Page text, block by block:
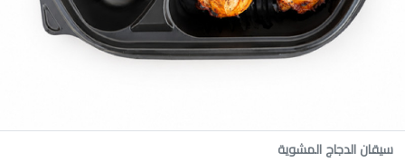
سيقان الدجاج المشوية